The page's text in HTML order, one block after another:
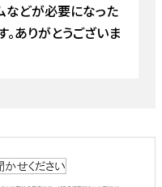
などが必要になった
ありがとうございま